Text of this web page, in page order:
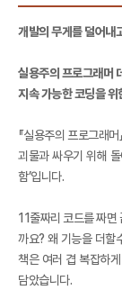
개발의 무게를 덜어내
실용주의 프로그래머
지속 가능한 코딩을 위
『실용주의 프로그래
괴물과 싸우기 위해
함’입니다.
11줄짜리 코드를 짜면
까요? 왜 기능을 더할
책은 여러 겹 복잡하
담았습니다.